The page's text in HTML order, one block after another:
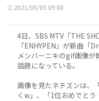
2021/05/05 09:00
4日、SBS MTV「THE
「ENHYPEN」が新曲「
メンバーニキのgif画像が
話題になっている。
画像を見たネチズンは、
くw」、「1位おめでとう